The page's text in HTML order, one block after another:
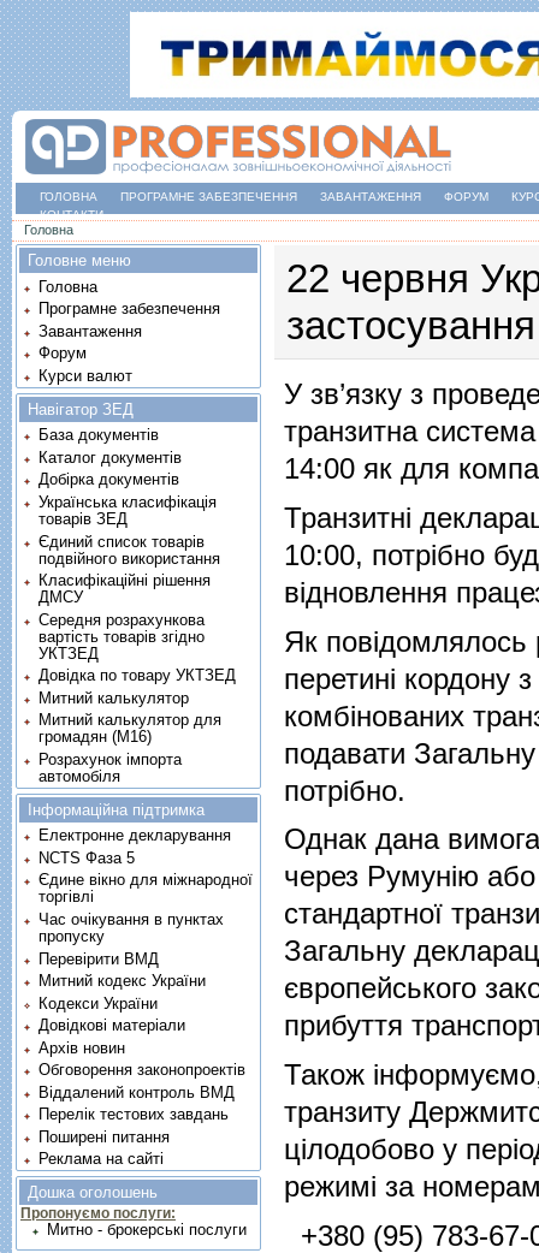
ГОЛОВНА ПРОГРАМНЕ ЗАБЕЗПЕЧЕННЯ ЗАВАНТАЖЕННЯ ФОРУМ
КОНТАКТИ
Ви є тут
Головна
22 червня
У зв’язку з
транзитна
14:00 як для
Транзитні
10:00, потрібно
відновлення
Як повідомлялось
перетині
комбінованих
подавати
потрібно.
Однак дана вимога
через Румунію
стандартної
Загальну
європейського
прибуття
Також
транзиту
цілодобово у
режимі за
+380 (95) 783-67-
Головне меню
Головна
Програмне забезпечення
Завантаження
Форум
Курси валют
Навігатор ЗЕД
База документів
Каталог документів
Добірка документів
Українська класифікація
товарів ЗЕД
Єдиний список товарів
подвійного використання
Класифікаційні рішення
ДМСУ
Середня розрахункова
вартість товарів згідно
УКТЗЕД
Довідка по товару УКТЗЕД
Митний калькулятор
Митний калькулятор для
громадян (М16)
Розрахунок імпорта
автомобіля
Інформаційна підтримка
Електронне декларування
NCTS Фаза 5
Єдине вікно для міжнародної
торгівлі
Час очікування в пунктах
пропуску
Перевірити ВМД
Митний кодекс України
Кодекси України
Довідкові матеріали
Архів новин
Обговорення законопроектів
Віддалений контроль ВМД
Перелік тестових завдань
Поширені питання
Реклама на сайті
Дошка оголошень
Пропонуємо послуги:
Митно - брокерські послуги